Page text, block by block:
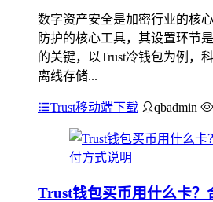
数字资产安全是加密行业的核
防护的核心工具，其设置环节
的关键，以Trust冷钱包为例，
离线存储...
Trust移动端下载 qbadmin
Trust钱包买币用什么卡？